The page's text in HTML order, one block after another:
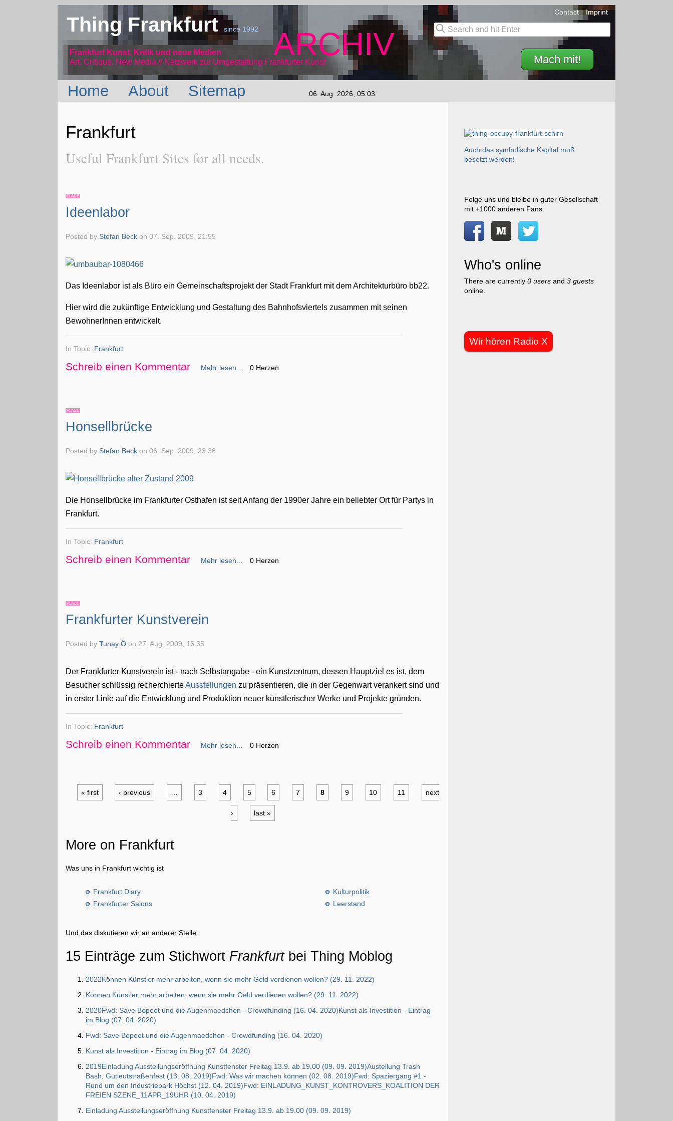
Thing Frankfurtsince 1992
Frankfurt Kunst, Kritik und neue Medien
Art, Critique, New Media // Netzwerk
ARCHIV
zur Umgestaltung Frankfurter Kunst Mach mit!
Contact Imprint
Home About Sitemap 06. Aug. 2026, 05:03
Frankfurt
Useful Frankfurt Sites for all needs.
PLACE
Ideenlabor
Posted byStefan Beck on07. Sep. 2009, 21:55
Das Ideenlabor ist als Büro ein Gemeinschaftsprojekt der Stadt Frankfurt mit dem Architekturbüro bb22.
Hier wird die zukünftige Entwicklung und Gestaltung des Bahnhofsviertels zusammen mit seinen
BewohnerInnen entwickelt.
In Topic: Frankfurt
Schreib einen Kommentar Mehr lesen... 0 Herzen
PLACE
Honsellbrücke
Posted byStefan Beck on06. Sep. 2009, 23:36
Die Honsellbrücke im Frankfurter Osthafen ist seit Anfang der 1990er Jahre ein beliebter Ort für Partys in
Frankfurt.
In Topic: Frankfurt
Schreib einen Kommentar Mehr lesen... 0 Herzen
PLACE
Frankfurter Kunstverein
Posted byTunay Ö on27. Aug. 2009, 16:35
Der Frankfurter Kunstverein ist - nach Selbstangabe - ein Kunstzentrum, dessen Hauptziel es ist, dem
Besucher schlüssig recherchierteAusstellungen zu präsentieren, die in der Gegenwart verankert sind und
in erster Linie auf die Entwicklung und Produktion neuer künstlerischer Werke und Projekte gründen.
In Topic: Frankfurt
Schreib einen Kommentar Mehr lesen... 0 Herzen
« first ‹ previous 3 4 5 6 7 8 9 10 11 next
› last »
More on Frankfurt
Was uns in Frankfurt wichtig ist
Frankfurt Diary
Frankfurter Salons
Kulturpolitik
Leerstand
Und das diskutieren wir an anderer Stelle:
15 Einträge zum Stichwort Frankfurtbei Thing Moblog
2022Können Künstler mehr arbeiten, wenn sie mehr Geld verdienen wollen? (29. 11. 2022)
Können Künstler mehr arbeiten, wenn sie mehr Geld verdienen wollen? (29. 11. 2022)
2020Fwd: Save Bepoet und die Augenmaedchen - Crowdfunding (16. 04. 2020)Kunst als Investition - Eintrag
im Blog (07. 04. 2020)
Fwd: Save Bepoet und die Augenmaedchen - Crowdfunding (16. 04. 2020)
Kunst als Investition - Eintrag im Blog (07. 04. 2020)
2019Einladung Ausstellungseröffnung Kunstfenster Freitag 13.9. ab 19.00 (09. 09. 2019)Austellung Trash
Bash, Gutleutstraßenfest (13. 08. 2019)Fwd: Was wir machen können (02. 08. 2019)Fwd: Spaziergang #1 -
Rund um den Industriepark Höchst (12. 04. 2019)Fwd: EINLADUNG_KUNST_KONTROVERS_KOALITION DER
FREIEN SZENE_11APR_19UHR (10. 04. 2019)
Einladung Ausstellungseröffnung Kunstfenster Freitag 13.9. ab 19.00 (09. 09. 2019)
Auch das symbolische Kapital muß
besetzt werden!
Folge uns und bleibe in guter Gesellschaft
mit +1000 anderen Fans.
Who's online
There are currently 0 usersand 3 guests
online.
Wir hören Radio X